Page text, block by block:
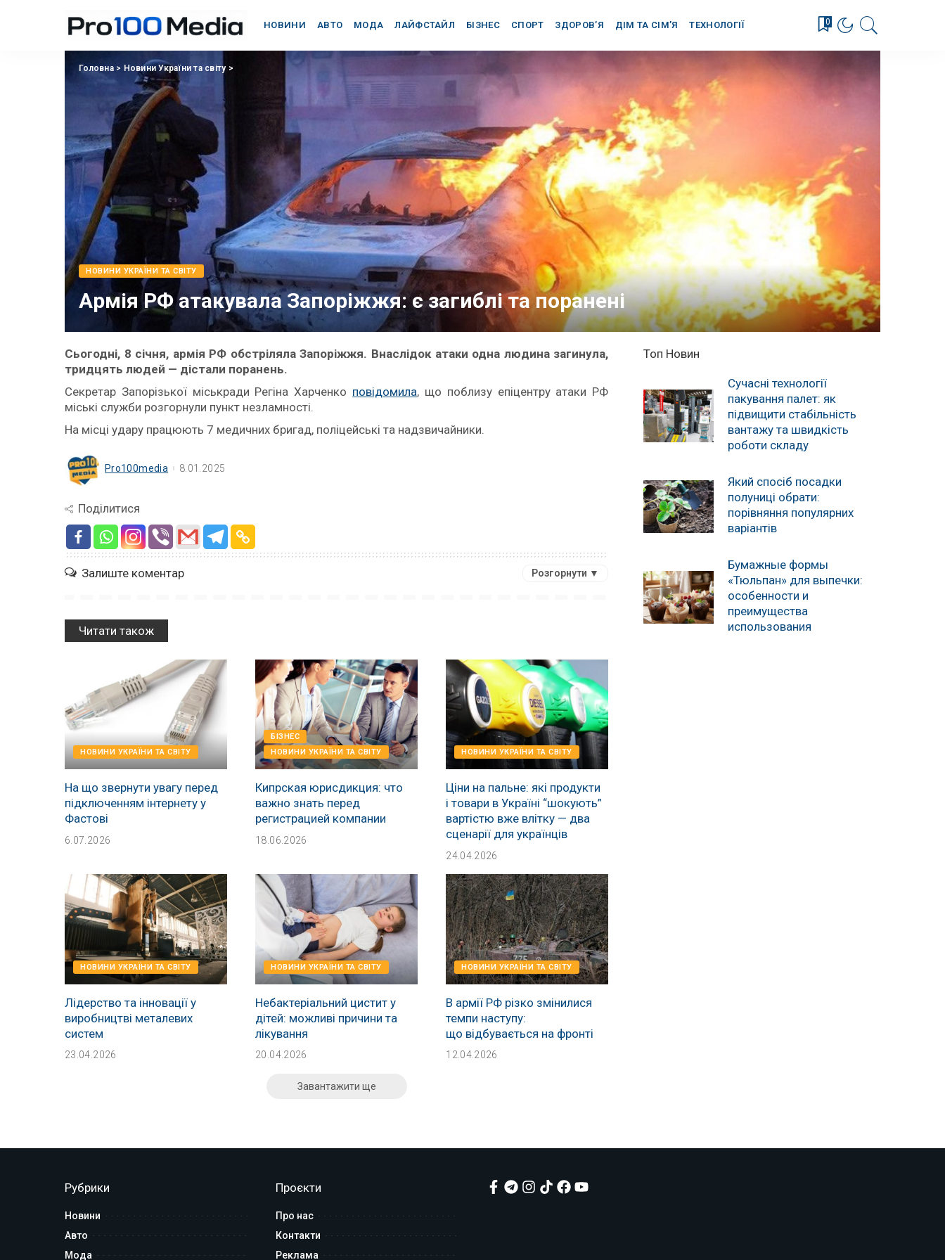
НОВИНИ АВТО МОДА ЛАЙФСТАЙЛ БІЗНЕС СПОРТ ЗДОРОВ’Я ДІМ ТА СІМ’Я ТЕХНОЛОГІЇ 0
Головна> Новини України та світу>
НОВИНИ УКРАЇНИ ТА СВІТУ
Армія РФ атакувала Запоріжжя: є загиблі та поранені
Сьогодні, 8 січня, армія РФ обстріляла Запоріжжя. Внаслідок атаки одна людина загинула,
тридцять людей — дістали поранень.
Секретар Запорізької міськради Регіна Харченко повідомила, що поблизу епіцентру атаки РФ
міські служби розгорнули пункт незламності.
На місці удару працюють 7 медичних бригад, поліцейські та надзвичайники.
Pro100media 8.01.2025
Поділитися
Залиште коментар Розгорнути ▼
Читати також
НОВИНИ УКРАЇНИ ТА СВІТУ
На що звернути увагу перед
підключенням інтернету у
Фастові
6.07.2026
БІЗНЕС
НОВИНИ УКРАЇНИ ТА СВІТУ
Кипрская юрисдикция: что
важно знать перед
регистрацией компании
18.06.2026
НОВИНИ УКРАЇНИ ТА СВІТУ
Ціни на пальне: які продукти
і товари в Україні “шокують”
вартістю вже влітку — два
сценарії для українців
24.04.2026
НОВИНИ УКРАЇНИ ТА СВІТУ
Лідерство та інновації у
виробництві металевих
систем
23.04.2026
НОВИНИ УКРАЇНИ ТА СВІТУ
Небактеріальний цистит у
дітей: можливі причини та
лікування
20.04.2026
НОВИНИ УКРАЇНИ ТА СВІТУ
В армії РФ різко змінилися
темпи наступу:
що відбувається на фронті
12.04.2026
Завантажити ще
Топ Новин
Сучасні технології
пакування палет: як
підвищити стабільність
вантажу та швидкість
роботи складу
Який спосіб посадки
полуниці обрати:
порівняння популярних
варіантів
Бумажные формы
«Тюльпан» для выпечки:
особенности и
преимущества
использования
Рубрики
Новини
Авто
Мода
Проєкти
Про нас
Контакти
Реклама